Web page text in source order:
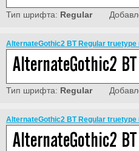
Тип шрифта: Regular
AlternateGothic2 BT Regular
Тип шрифта: Regular
AlternateGothic2 BT Regular